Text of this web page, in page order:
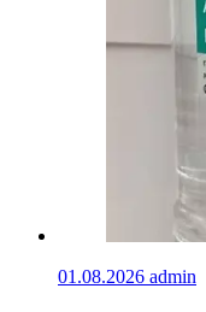
01.08.2026 admin